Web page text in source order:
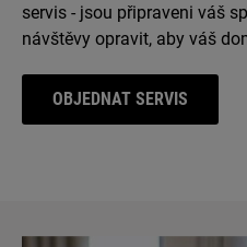
servis - jsou připraveni váš
návštěvy opravit, aby váš
OBJEDNAT SERVIS